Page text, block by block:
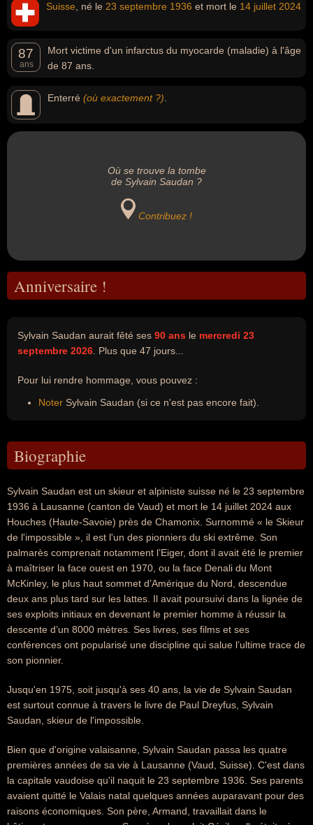
Suisse , né le 23 septembre 1936 et mort le 14 juillet 2024
87
ans
Mort victime d'un infarctus du myocarde (maladie) à l'âge
de 87 ans.
Enterré (où exactement ?)
Où se trouve la tombe
de Sylvain Saudan ?
Contribuez !
Anniversaire !
Sylvain Saudan aurait fêté ses 90 ans le mercredi 23
septembre 2026 . Plus que 47 jours...
Pour lui rendre hommage, vous pouvez :
Noter Sylvain Saudan (si ce n'est pas encore fait).
Biographie
Sylvain Saudan est un skieur et alpiniste suisse né le 23 septembre
1936 à Lausanne (canton de Vaud) et mort le 14 juillet 2024 aux
Houches (Haute-Savoie) près de Chamonix. Surnommé « le Skieur
de l'impossible », il est l'un des pionniers du ski extrême. Son
palmarès comprenait notamment l’Eiger, dont il avait été le premier
à maîtriser la face ouest en 1970, ou la face Denali du Mont
McKinley, le plus haut sommet d’Amérique du Nord, descendue
deux ans plus tard sur les lattes. Il avait poursuivi dans la lignée de
ses exploits initiaux en devenant le premier homme à réussir la
descente d’un 8000 mètres. Ses livres, ses films et ses
conférences ont popularisé une discipline qui salue l’ultime trace de
son pionnier.
Jusqu'en 1975, soit jusqu'à ses 40 ans, la vie de Sylvain Saudan
est surtout connue à travers le livre de Paul Dreyfus, Sylvain
Saudan, skieur de l'impossible.
Bien que d'origine valaisanne, Sylvain Saudan passa les quatre
premières années de sa vie à Lausanne (Vaud, Suisse). C'est dans
la capitale vaudoise qu'il naquit le 23 septembre 1936. Ses parents
avaient quitté le Valais natal quelques années auparavant pour des
raisons économiques. Son père, Armand, travaillait dans le